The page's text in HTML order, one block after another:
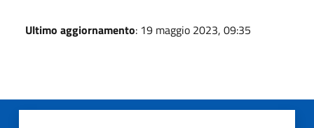
Ultimo aggiornamento: 19 maggio 2023, 09:35